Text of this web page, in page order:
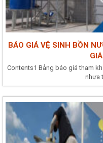
BÁO GIÁ VỆ SINH BỒN
Contents1 Bảng báo giá tham
nhựa